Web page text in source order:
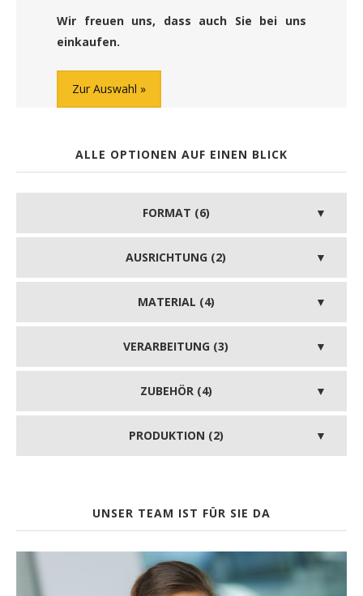
Wir freuen uns, dass auch Sie bei uns
einkaufen.
Zur Auswahl
ALLE OPTIONEN AUF EINEN BLICK
FORMAT (6)
AUSRICHTUNG (2)
MATERIAL (4)
VERARBEITUNG (3)
ZUBEHÖR (4)
PRODUKTION (2)
UNSER TEAM IST FÜR SIE DA